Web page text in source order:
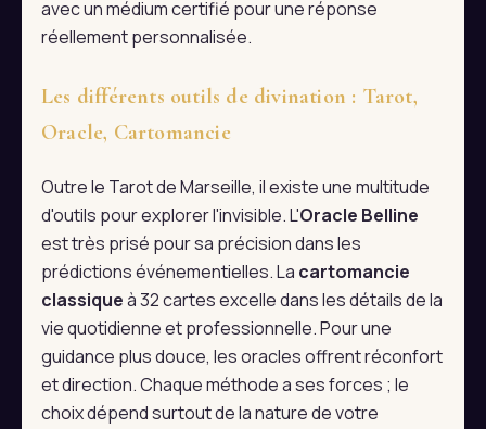
avec un médium certifié pour une réponse
réellement personnalisée.
Les différents outils de divination : Tarot,
Oracle, Cartomancie
Outre le Tarot de Marseille, il existe une multitude
d'outils pour explorer l'invisible. L'Oracle Belline
est très prisé pour sa précision dans les
prédictions événementielles. La cartomancie
classiqueà 32 cartes excelle dans les détails de la
vie quotidienne et professionnelle. Pour une
guidance plus douce, les oracles offrent réconfort
et direction. Chaque méthode a ses forces ; le
choix dépend surtout de la nature de votre